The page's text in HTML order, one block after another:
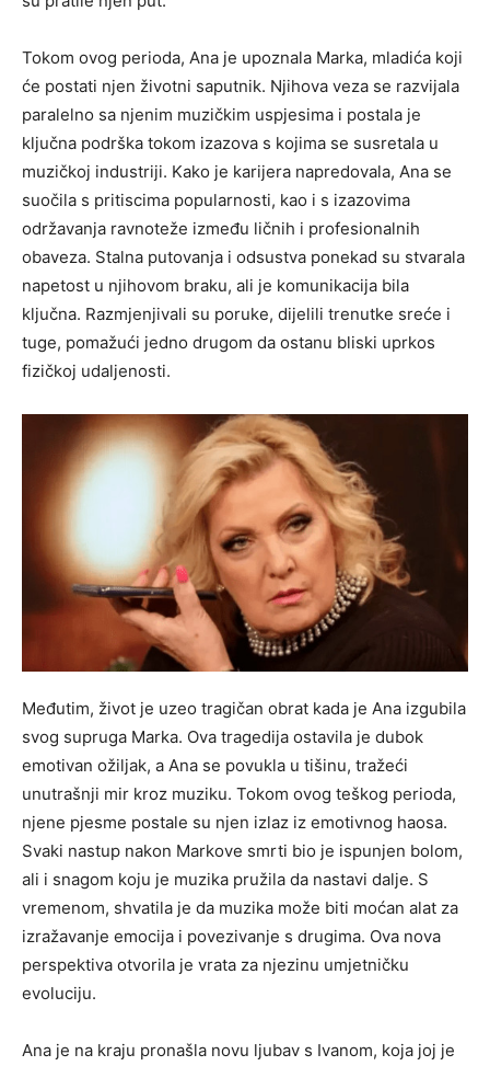
Tokom ovog perioda, Ana je upoznala Marka, mladića koji
će postati njen životni saputnik. Njihova veza se razvijala
paralelno sa njenim muzičkim uspjesima i postala je
ključna podrška tokom izazova s kojima se susretala u
muzičkoj industriji. Kako je karijera napredovala, Ana se
suočila s pritiscima popularnosti, kao i s izazovima
održavanja ravnoteže između ličnih i profesionalnih
obaveza. Stalna putovanja i odsustva ponekad su stvarala
napetost u njihovom braku, ali je komunikacija bila
ključna. Razmjenjivali su poruke, dijelili trenutke sreće i
tuge, pomažući jedno drugom da ostanu bliski uprkos
fizičkoj udaljenosti.
Međutim, život je uzeo tragičan obrat kada je Ana izgubila
svog supruga Marka. Ova tragedija ostavila je dubok
emotivan ožiljak, a Ana se povukla u tišinu, tražeći
unutrašnji mir kroz muziku. Tokom ovog teškog perioda,
njene pjesme postale su njen izlaz iz emotivnog haosa.
Svaki nastup nakon Markove smrti bio je ispunjen bolom,
ali i snagom koju je muzika pružila da nastavi dalje. S
vremenom, shvatila je da muzika može biti moćan alat za
izražavanje emocija i povezivanje s drugima. Ova nova
perspektiva otvorila je vrata za njezinu umjetničku
evoluciju.
Ana je na kraju pronašla novu ljubav s Ivanom, koja joj je